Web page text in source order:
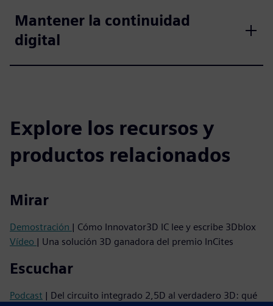
Mantener la continuidad
digital
Explore los recursos y
productos relacionados
Mirar
Demostración | Cómo Innovator3D IC lee y escribe 3Dblox
Vídeo | Una solución 3D ganadora del premio InCites
Escuchar
Podcast | Del circuito integrado 2,5D al verdadero 3D: qué